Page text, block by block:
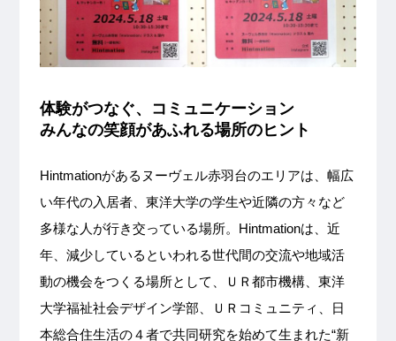
体験がつなぐ、コミュニケーション
みんなの笑顔があふれる場所のヒント
Hintmationがあるヌーヴェル赤羽台のエリアは、幅広
い年代の入居者、東洋大学の学生や近隣の方々など
多様な人が行き交っている場所。Hintmationは、近
年、減少しているといわれる世代間の交流や地域活
動の機会をつくる場所として、ＵＲ都市機構、東洋
大学福祉社会デザイン学部、ＵＲコミュニティ、日
本総合住生活の４者で共同研究を始めて生まれた“新